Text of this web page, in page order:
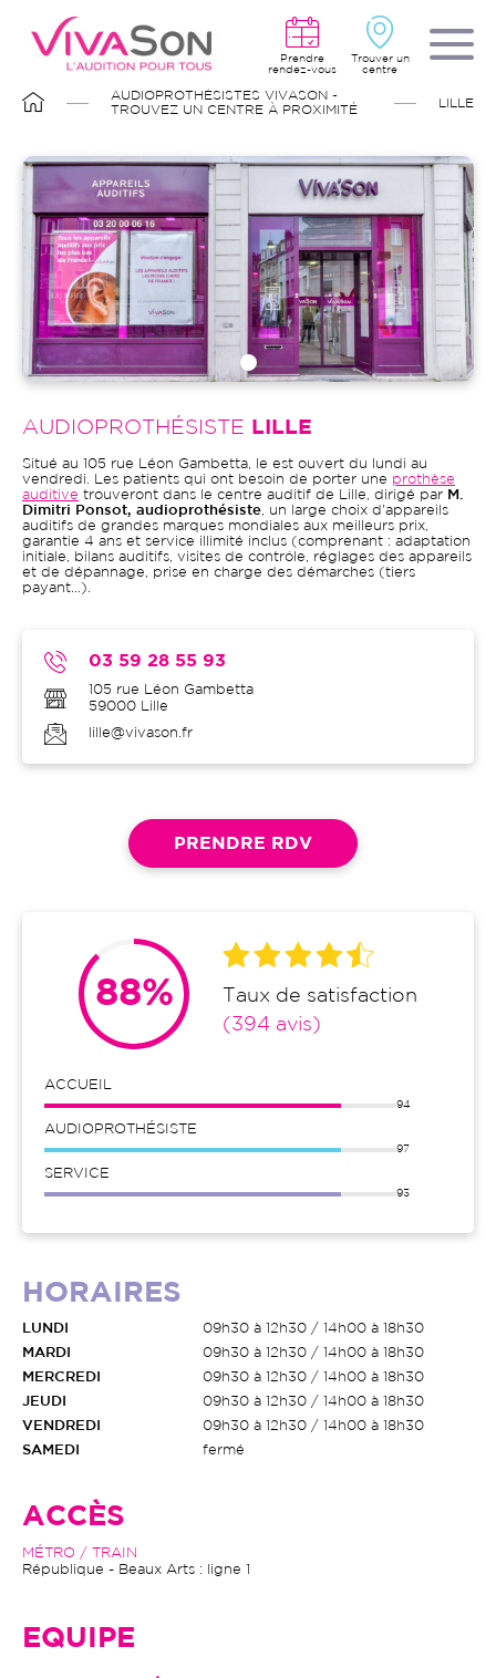
contenu
principal
Prendre
rendez-vous
Trouver un
centre
FIL
D'ARIANE
AUDIOPROTHÉSISTES VIVASON -
TROUVEZ UN CENTRE À PROXIMITÉ
LILLE
AUDIOPROTHÉSISTE LILLE
Situé au 105 rue Léon Gambetta, le est ouvert du lundi au
vendredi. Les patients qui ont besoin de porter une prothèse
auditive trouveront dans le centre auditif de Lille, dirigé par M.
Dimitri Ponsot, audioprothésiste , un large choix d'appareils
auditifs de grandes marques mondiales aux meilleurs prix,
garantie 4 ans et service illimité inclus (comprenant : adaptation
initiale, bilans auditifs, visites de contrôle, réglages des appareils
et de dépannage, prise en charge des démarches (tiers
payant…).
105 rue Léon Gambetta
59000
Lille
03 59 28 55 93
lille@vivason.fr
PRENDRE RDV
88%
Taux de satisfaction
(394 avis)
ACCUEIL
94
AUDIOPROTHÉSISTE
97
SERVICE
93
HORAIRES
LUNDI
09h30 à 12h30 / 14h00 à 18h30
MARDI
09h30 à 12h30 / 14h00 à 18h30
MERCREDI
09h30 à 12h30 / 14h00 à 18h30
JEUDI
09h30 à 12h30 / 14h00 à 18h30
VENDREDI
09h30 à 12h30 / 14h00 à 18h30
SAMEDI
fermé
ACCÈS
MÉTRO / TRAIN
République - Beaux Arts : ligne 1
EQUIPE